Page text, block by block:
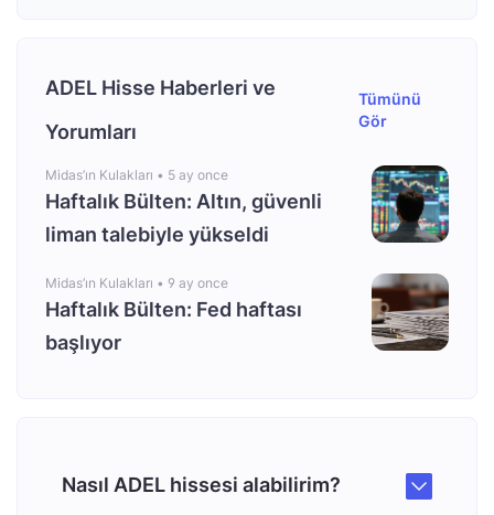
ADEL Hisse Haberleri ve
Yorumları
Tümünü
Gör
Midas’ın Kulakları • 5 ay once
Haftalık Bülten: Altın, güvenli
liman talebiyle yükseldi
Midas’ın Kulakları • 9 ay once
Haftalık Bülten: Fed haftası
başlıyor
Nasıl ADEL hissesi alabilirim?